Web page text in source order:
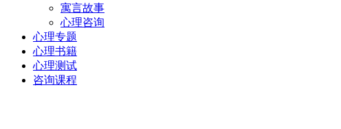
寓言故事
心理咨询
心理专题
心理书籍
心理测试
咨询课程